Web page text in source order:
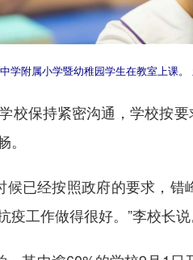
学附属小学暨幼稚园学生在教室上课
保持紧密沟通，学校按要
已经按照政府的要求，错
工作做得很好。”李校长说